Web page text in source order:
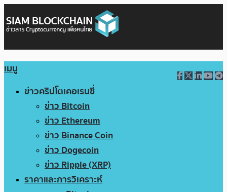
เมนู
ข่าวคริปโตเคอเรนซี่
ข่าว Bitcoin
ข่าว Ethereum
ข่าว Binance Coin
ข่าว Dogecoin
ข่าว Ripple (XRP)
ราคาและการวิเคราะห์